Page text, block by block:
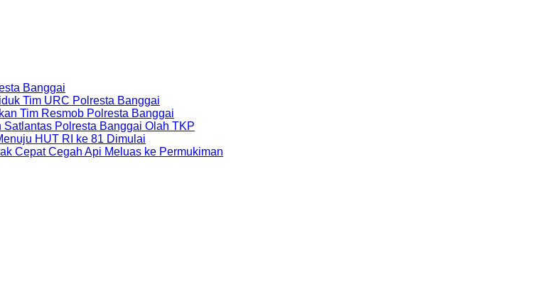
Banggai
Tim URC Polresta Banggai
Tim Resmob Polresta Banggai
Polresta Banggai Olah TKP
HUT RI ke 81 Dimulai
Cepat Cegah Api Meluas ke Permukiman